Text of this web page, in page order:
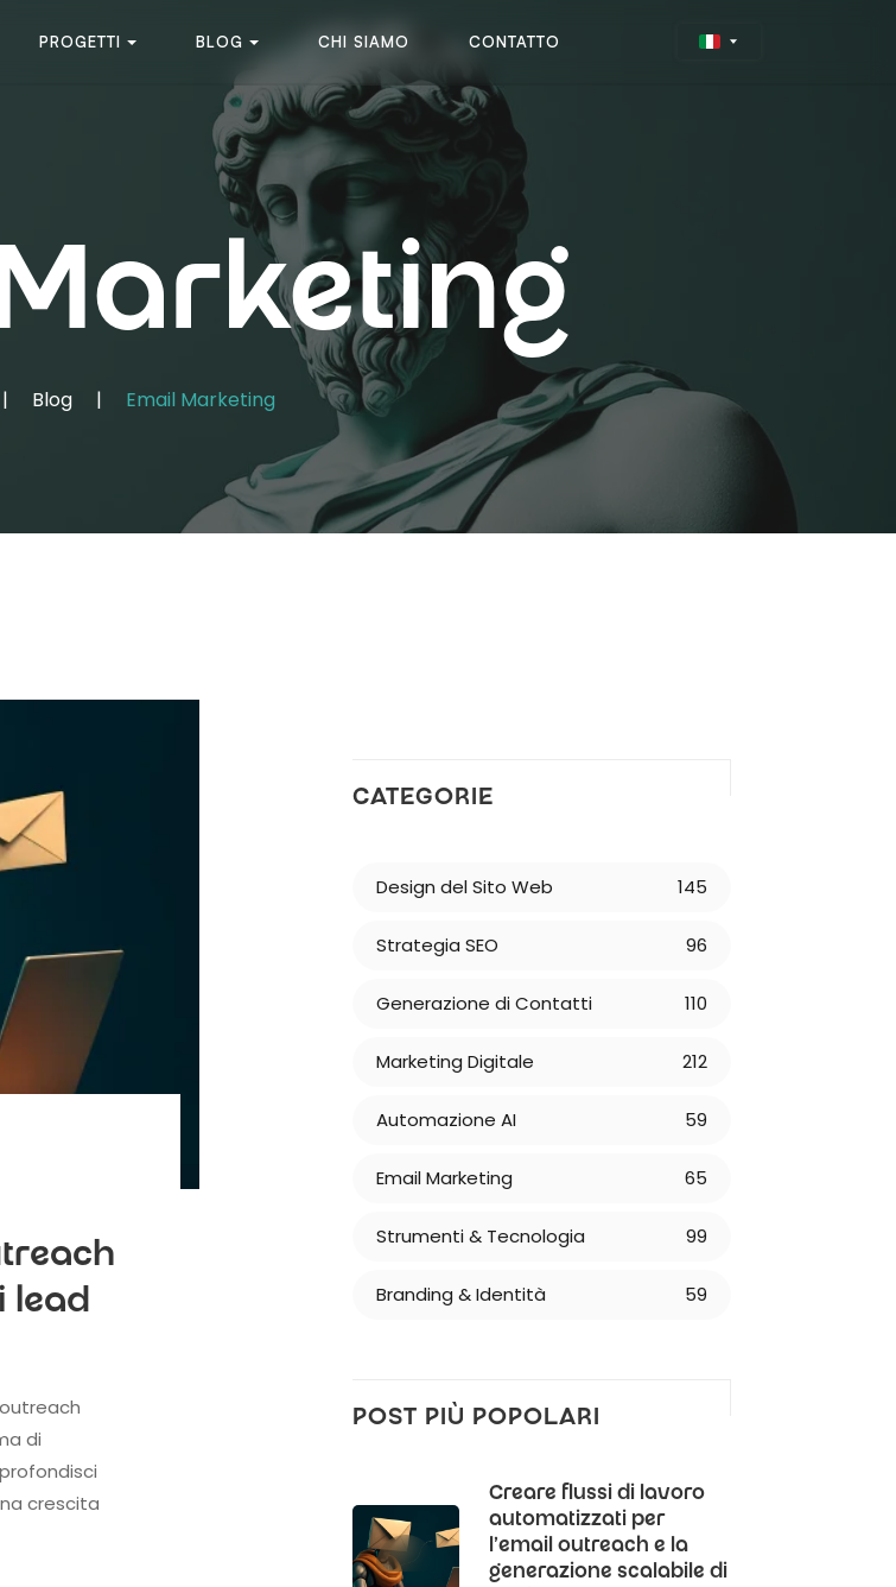
PROGETTI BLOG CHI SIAMO CONTATTO
| Blog | Email Marketing
lead
di
crescita
CATEGORIE
Design del Sito Web 145
Strategia SEO 96
Generazione di Contatti 110
Marketing Digitale 212
Automazione AI 59
Email Marketing 65
Strumenti & Tecnologia 99
Branding & Identità 59
POST PIÙ POPOLARI
Creare flussi di lavoro
automatizzati per
l'email outreach e la
generazione scalabile di